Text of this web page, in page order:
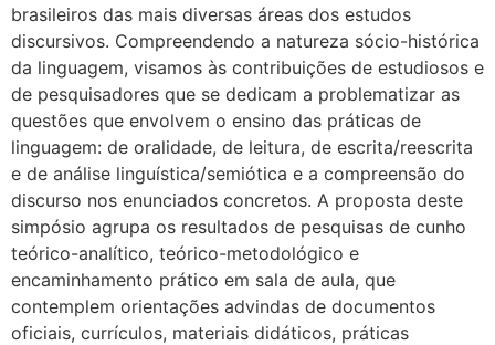
brasileiros das mais diversas áreas dos estudos
discursivos. Compreendendo a natureza sócio-histórica
da linguagem, visamos às contribuições de estudiosos e
de pesquisadores que se dedicam a problematizar as
questões que envolvem o ensino das práticas de
linguagem: de oralidade, de leitura, de escrita/reescrita
e de análise linguística/semiótica e a compreensão do
discurso nos enunciados concretos. A proposta deste
simpósio agrupa os resultados de pesquisas de cunho
teórico-analítico, teórico-metodológico e
encaminhamento prático em sala de aula, que
contemplem orientações advindas de documentos
oficiais, currículos, materiais didáticos, práticas